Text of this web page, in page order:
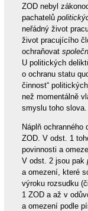
ZOD nebyl
pachatelů
neřádný život
život pracujícího
ochraňovat
U politických
o ochranu statu
činnost“
než momentálně
smyslu toho slova.
Náplň ochranného
ZOD. V odst. 1
povinnosti a
V odst. 2 jsou pak
a omezení, které
výroku rozsudku
1 ZOD a až v
a omezení podle